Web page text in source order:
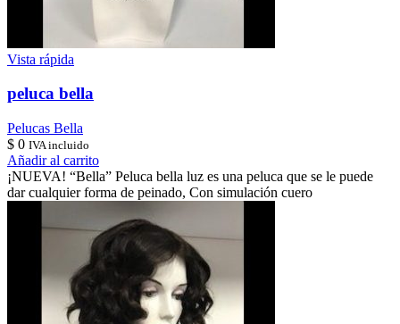
Vista rápida
peluca bella
Pelucas Bella
$ 0 IVA incluido
Añadir al carrito
¡NUEVA! “Bella” Peluca bella luz es una peluca que se le puede
dar cualquier forma de peinado, Con simulación cuero